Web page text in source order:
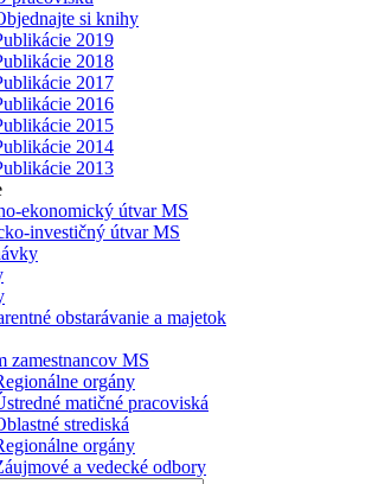
si knihy
2019
2018
2017
2016
2015
2014
2013
ekonomický útvar MS
investičný útvar MS
obstarávanie a majetok
zamestnancov MS
orgány
matičné pracoviská
strediská
orgány
a vedecké odbory